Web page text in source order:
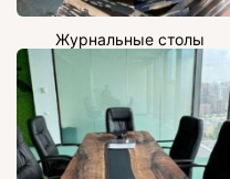
Журнальные столы